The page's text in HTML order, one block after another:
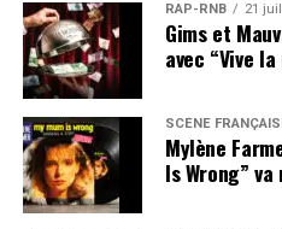
RAP-RNB 21
Gims et
avec “Vive
SCÈNE
Mylène
Is Wrong”